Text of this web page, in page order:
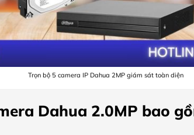
Trọn bộ 5 camera IP Dahua 2MP giám sát toàn diện
Dahua 2.0MP bao